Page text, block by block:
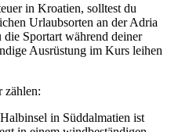
in Kroatien, solltest du
Urlaubsorten an der Adria
die Sportart während deiner
Ausrüstung im Kurs leihen
zählen:
in Süddalmatien ist